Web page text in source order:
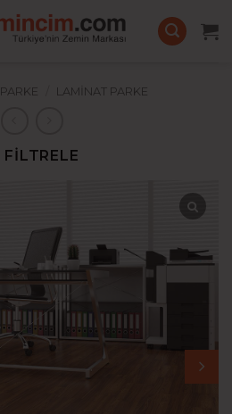
PARKE LAMINAT PARKE
FILTRELE